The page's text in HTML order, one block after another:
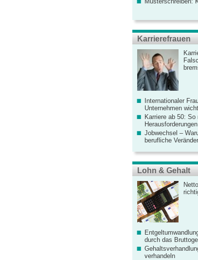
Karrierefrauen
Internationaler
Unternehmen
Karriere ab 50:
Herausforderungen
Jobwechsel –
berufliche
Lohn & Gehalt
durch das
verhandeln